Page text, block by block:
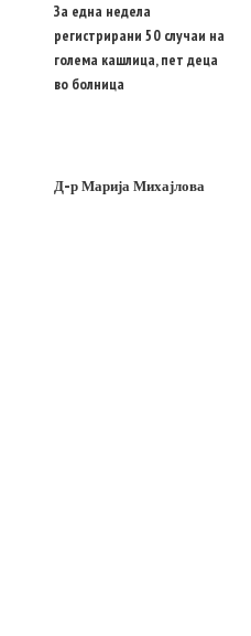
За една недела
регистрирани 50 случаи на
голема кашлица, пет деца
во болница
Д-р Марија Михајлова